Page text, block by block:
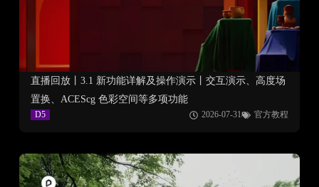
直播回放丨3.1 新功能详解及操作演示丨交互演示、高度场
置换、ACEScg 色彩空间等多项功能
D5 2026-07-31 官方教程